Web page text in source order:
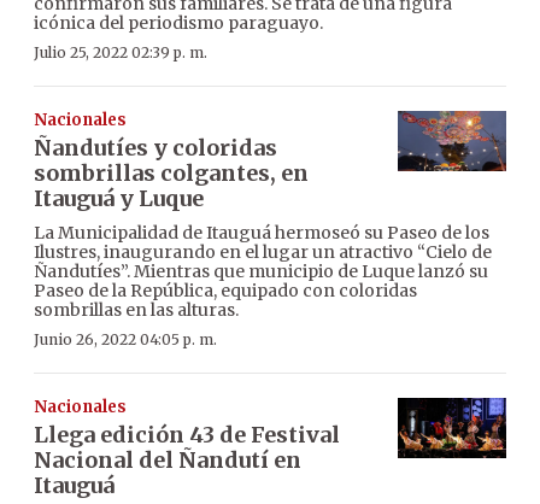
icónica del periodismo paraguayo.
Julio 25, 2022 02:39 p. m.
Nacionales
Ñandutíes y coloridas
sombrillas colgantes, en
Itauguá y Luque
La Municipalidad de Itauguá hermoseó su Paseo de los
Ilustres, inaugurando en el lugar un atractivo “Cielo de
Ñandutíes”. Mientras que municipio de Luque lanzó su
Paseo de la República, equipado con coloridas
sombrillas en las alturas.
Junio 26, 2022 04:05 p. m.
Nacionales
Llega edición 43 de Festival
Nacional del Ñandutí en
Itauguá